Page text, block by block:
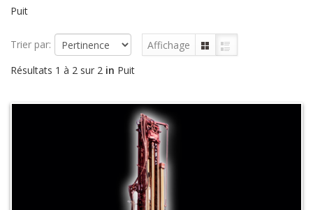
Puit
Trier par:
Affichage
Résultats 1 à 2 sur 2 in Puit